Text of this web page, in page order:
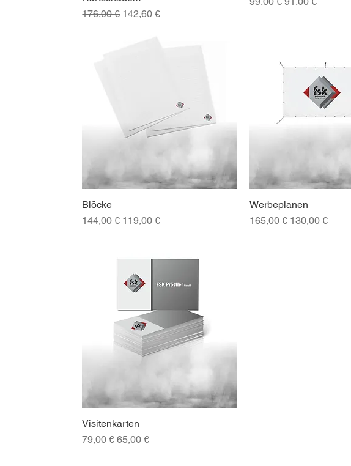
Standardpreis
176,00 € Sale-Preis
142,60 €
Blöcke
Standardpreis
144,00 € Sale-Preis
119,00 €
Schnellansicht
Werbeplanen
Standardpreis
165,00 € Sale-Preis
130,00 €
Schnellansicht
Visitenkarten
Standardpreis
79,00 €Sale-Preis
65,00 €